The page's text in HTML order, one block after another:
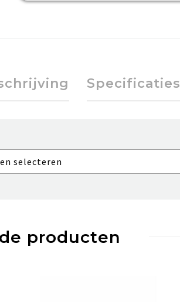
Specificaties
selecteren
producten